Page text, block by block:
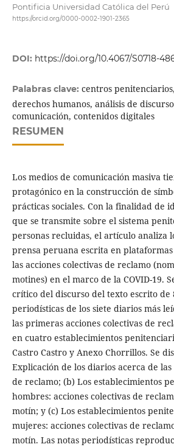
Pontificia Universidad Católica del Perú
https://orcid.org/0000-0002-1901-2365
DOI: https://doi.org/10.4067/S0718-
Palabras clave: centros
derechos humanos, análisis de
comunicación, contenidos digitales
RESUMEN
Los medios de comunicación masiva
protagónico en la construcción de
prácticas sociales. Con la finalidad de
que se transmite sobre el sistema
personas recluidas, el artículo analiza
prensa peruana escrita en
las acciones colectivas de reclamo
motines) en el marco de la COVID-19.
crítico del discurso del texto escrito de
periodísticas de los siete diarios más
las primeras acciones colectivas de
en cuatro establecimientos
Castro Castro y Anexo Chorrillos. Se
Explicación de los diarios acerca de las
de reclamo; (b) Los establecimientos
hombres: acciones colectivas de
motín; y (c) Los establecimientos
mujeres: acciones colectivas de
motín. Las notas periodísticas